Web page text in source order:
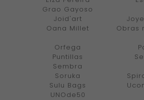
Grao Gayoso
Joid'art
Oana Millet
Obras
Orfega
Puntillas
Sembra
Soruka
Sulu Bags
UNOde50